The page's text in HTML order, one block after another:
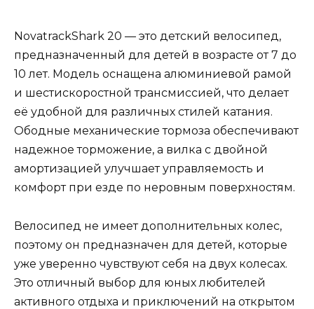
NovatrackShark 20 — это детский велосипед,
предназначенный для детей в возрасте от 7 до
10 лет. Модель оснащена алюминиевой рамой
и шестискоростной трансмиссией, что делает
её удобной для различных стилей катания.
Ободные механические тормоза обеспечивают
надежное торможение, а вилка с двойной
амортизацией улучшает управляемость и
комфорт при езде по неровным поверхностям.
Велосипед не имеет дополнительных колес,
поэтому он предназначен для детей, которые
уже уверенно чувствуют себя на двух колесах.
Это отличный выбор для юных любителей
активного отдыха и приключений на открытом